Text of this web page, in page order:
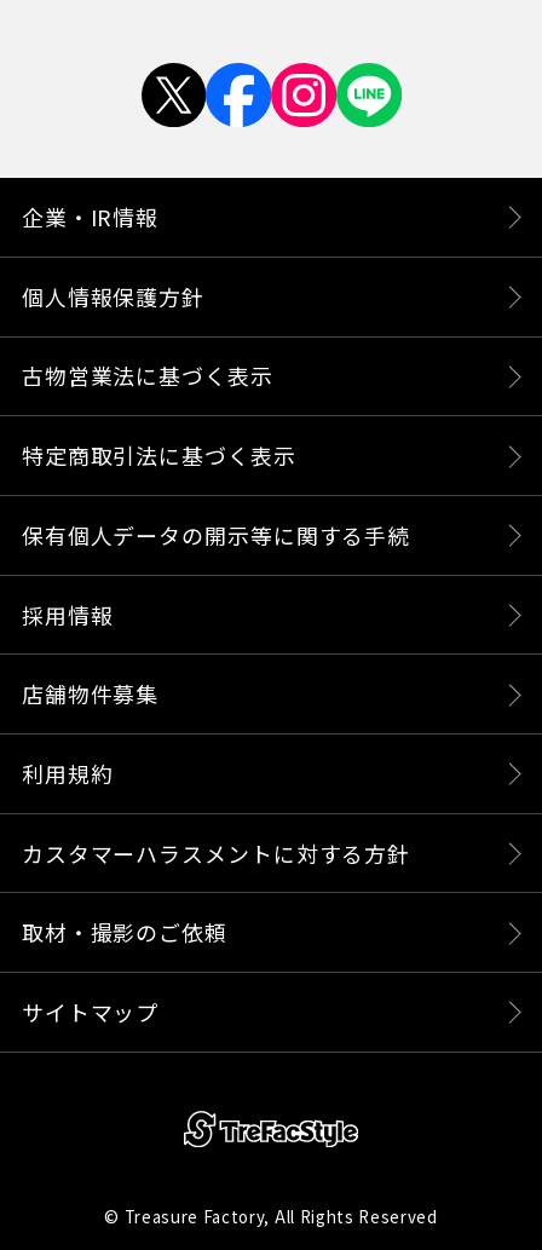
企業・IR情報
個人情報保護方針
古物営業法に基づく表示
特定商取引法に基づく表示
保有個人データの開示等に関する手続
採用情報
店舗物件募集
利用規約
カスタマーハラスメントに対する方針
取材・撮影のご依頼
サイトマップ
© Treasure Factory, All Rights Reserved